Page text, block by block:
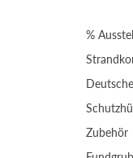
%
Zubehör